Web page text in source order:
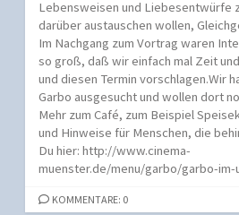
Lebensweisen und Liebesentwürfe
darüber austauschen wollen,
Im Nachgang zum Vortrag waren
so groß, daß wir einfach mal Zeit
und diesen Termin vorschlagen.Wir
Garbo ausgesucht und wollen dort
Mehr zum Café, zum Beispiel
und Hinweise für Menschen, die
Du hier: http://www.cinema-
muenster.de/menu/garbo/garbo-
KOMMENTARE: 0